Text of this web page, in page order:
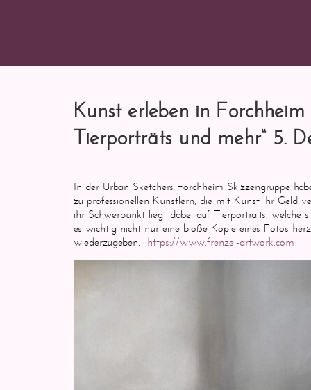
Kunst erleben in
Tierporträts und mehr“ 5.
In der Urban Sketchers Forchheim Skizzengruppe
zu professionellen Künstlern, die mit Kunst ihr Geld
ihr Schwerpunkt liegt dabei auf Tierportraits,
es wichtig nicht nur eine bloße Kopie eines Fotos
wiederzugeben.
https://www.frenzel-artwork.com